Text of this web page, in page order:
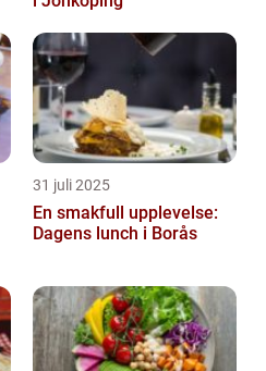
31 juli 2025
En smakfull upplevelse:
Dagens lunch i Borås